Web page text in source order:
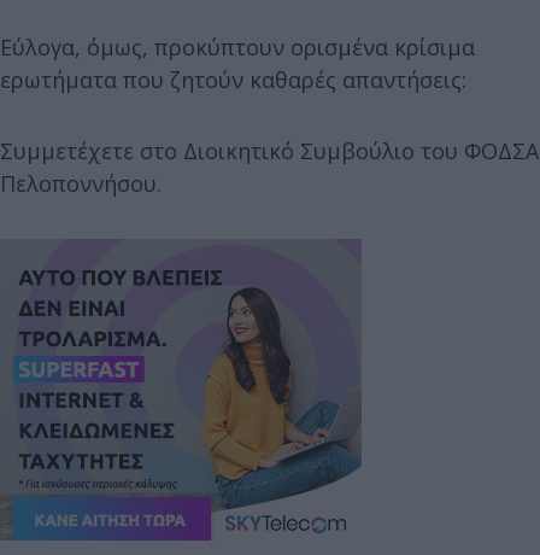
Εύλογα, όμως, προκύπτουν ορισμένα κρίσιμα
ερωτήματα που ζητούν καθαρές απαντήσεις:
Συμμετέχετε στο Διοικητικό Συμβούλιο του ΦΟΔΣΑ
Πελοποννήσου.